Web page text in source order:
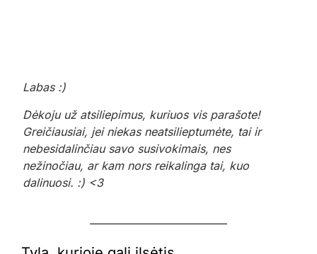
Labas :)
Dėkoju už atsiliepimus, kuriuos vis parašote!
Greičiausiai, jei niekas neatsilieptumėte, tai ir
nebesidalinčiau savo susivokimais, nes
nežinočiau, ar kam nors reikalinga tai, kuo
dalinuosi. :) <3